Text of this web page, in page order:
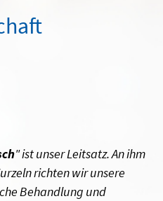
" ist unser Leitsatz. An ihm
richten wir unsere
Behandlung und